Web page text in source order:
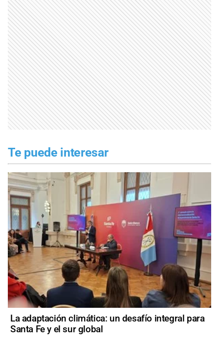
Te puede interesar
La adaptación climática: un desafío integral para
Santa Fe y el sur global